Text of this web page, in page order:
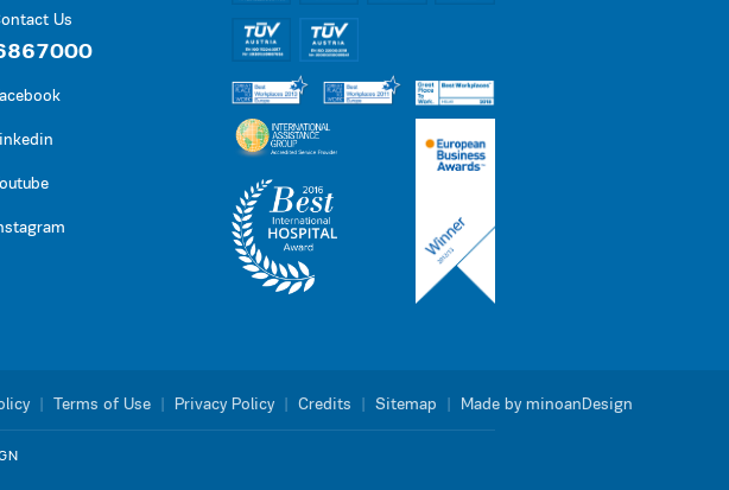
Us
Terms of Use Privacy Policy Credits Sitemap Made by minoanDesign